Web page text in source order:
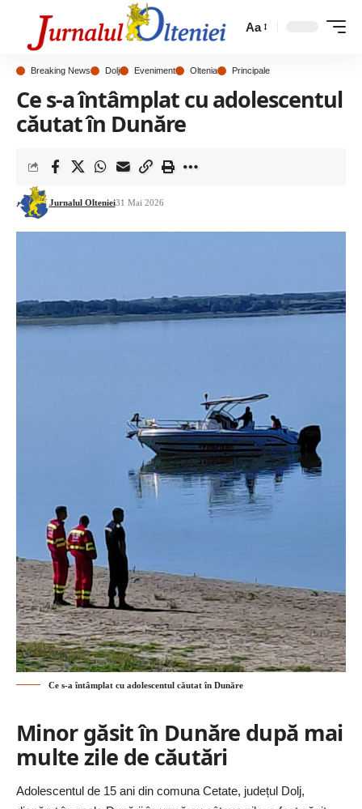
Aa
Breaking News Dolj Eveniment Oltenia Principale
Ce s-a întâmplat cu adolescentul
căutat în Dunăre
Jurnalul Olteniei31 Mai 2026
Ce s-a întâmplat cu adolescentul căutat în Dunăre
Minor găsit în Dunăre după mai
multe zile de căutări
Adolescentul de 15 ani din comuna Cetate, județul Dolj,